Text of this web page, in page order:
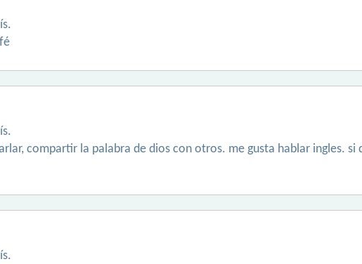
compartir la palabra de dios con otros. me gusta hablar ingles.